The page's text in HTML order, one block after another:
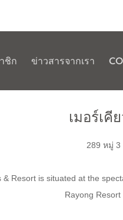
ชิก ข่าวสารจากเรา
เมอร์เคี
289 หมู่ 3
Resort is situated at the
Rayong